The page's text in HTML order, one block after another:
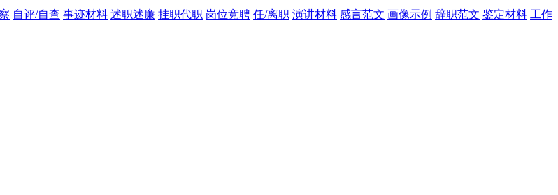
自评/自查 事迹材料 述职述廉 挂职代职 岗位竞聘 任/离职 演讲材料 感言范文 画像示例 辞职范文 鉴定材料 工作